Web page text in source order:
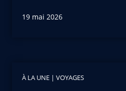
19 mai 2026
À LA UNE | VOYAGES